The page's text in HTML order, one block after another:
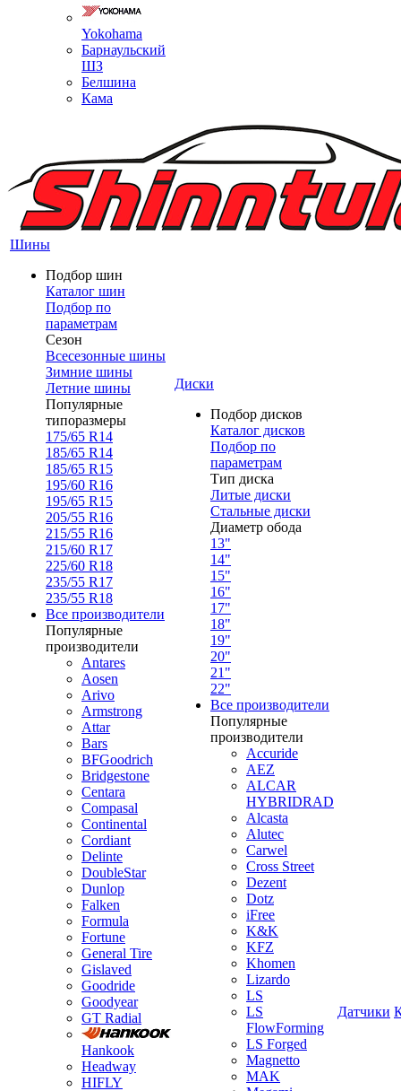
Yokohama
Барнаульский
ШЗ
Белшина
Кама
Шины
Подбор шин
Каталог шин
Подбор по
параметрам
Сезон
Всесезонные шины
Зимние шины
Летние шины
Популярные
типоразмеры
175/65 R14
185/65 R14
185/65 R15
195/60 R16
195/65 R15
205/55 R16
215/55 R16
215/60 R17
225/60 R18
235/55 R17
235/55 R18
Все производители
Популярные
производители
Antares
Aosen
Arivo
Armstrong
Attar
Bars
BFGoodrich
Bridgestone
Centara
Compasal
Continental
Cordiant
Delinte
DoubleStar
Dunlop
Falken
Formula
Fortune
General Tire
Gislaved
Goodride
Goodyear
GT Radial
Hankook
Headway
HIFLY
Диски
Подбор дисков
Каталог дисков
Подбор по
параметрам
Тип диска
Литые диски
Стальные диски
Диаметр обода
13"
14"
15"
16"
17"
18"
19"
20"
21"
22"
Все производители
Популярные
производители
Accuride
AEZ
ALCAR
HYBRIDRAD
Alcasta
Alutec
Carwel
Cross Street
Dezent
Dotz
iFree
K&K
KFZ
Khomen
Lizardo
LS
LS
FlowForming
LS Forged
Magnetto
MAK
Датчики